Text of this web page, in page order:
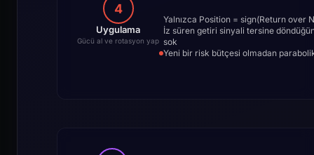
4
Uygulama
Gücü al ve rotasyon yap
Yalnızca Position = sign(Return
İz süren getiri sinyali tersine
sok
Yeni bir risk bütçesi olmadan